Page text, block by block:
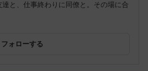
と、仕事終わりに同僚と。その場に合
フォローする